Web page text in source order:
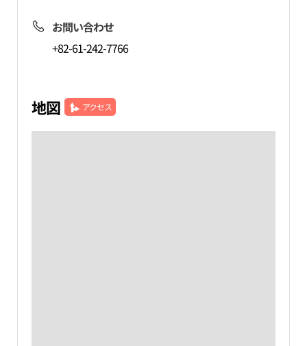
お問い合わせ
+82-61-242-7766
地図 アクセス